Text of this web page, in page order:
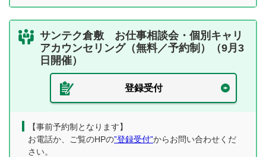
サンテク倉敷 お仕事相談会・個別キャリ
アカウンセリング（無料／予約制）（9月3
日開催）
登録受付
【事前予約制となります】
お電話か、ご覧のHPの”登録受付”からお問い合わせくだ
さい。